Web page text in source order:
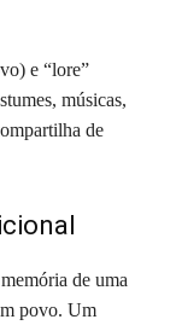
e “lore”
músicas,
de
de uma
povo. Um